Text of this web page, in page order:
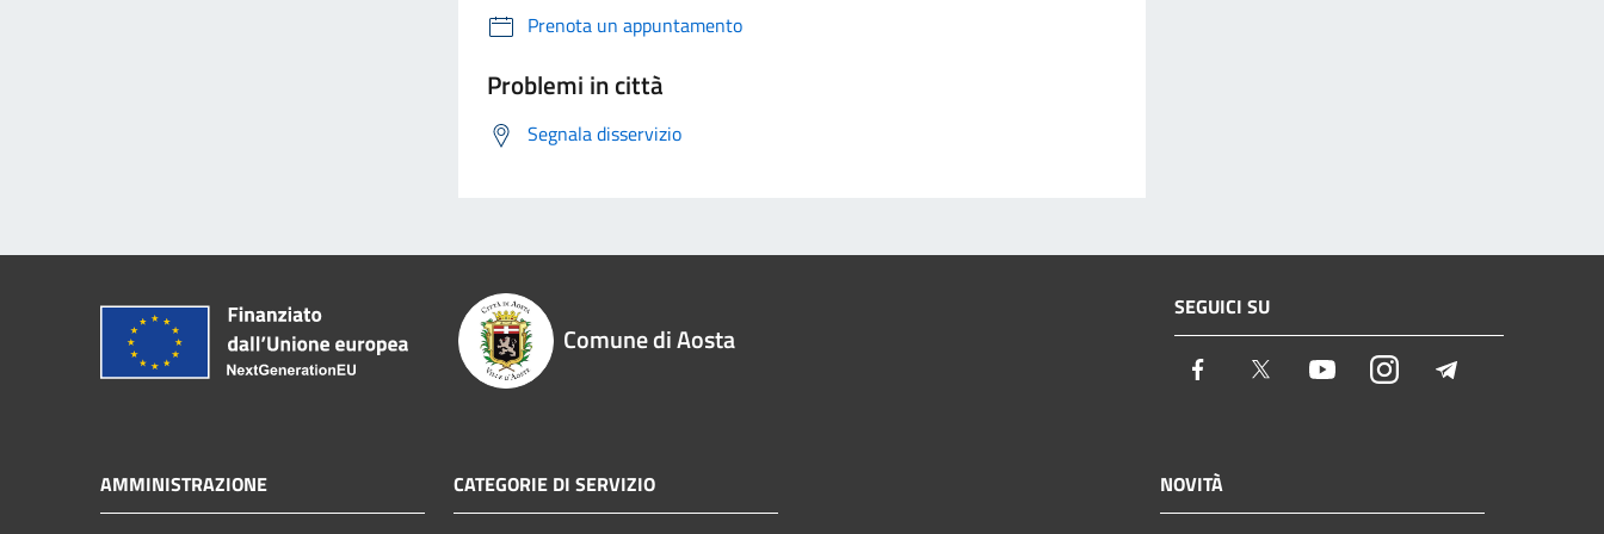
Prenota un appuntamento
Problemi in città
Segnala disservizio
Comune di Aosta
SEGUICI SU
Facebook Twitter YoutubeInstagram
AMMINISTRAZIONE CATEGORIE DI SERVIZIO NOVITÀ